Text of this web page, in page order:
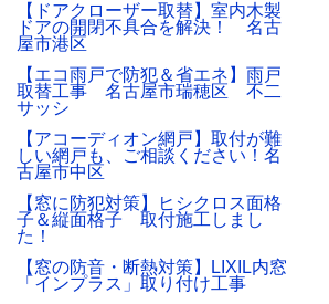
【ドアクローザー取替】室内木製
ドアの開閉不具合を解決！ 名古
屋市港区
【エコ雨戸で防犯＆省エネ】雨戸
取替工事 名古屋市瑞穂区 不二
サッシ
【アコーディオン網戸】取付が難
しい網戸も、ご相談ください！名
古屋市中区
【窓に防犯対策】ヒシクロス面格
子＆縦面格子 取付施工しまし
た！
【窓の防音・断熱対策】LIXIL内窓
「インプラス」取り付け工事